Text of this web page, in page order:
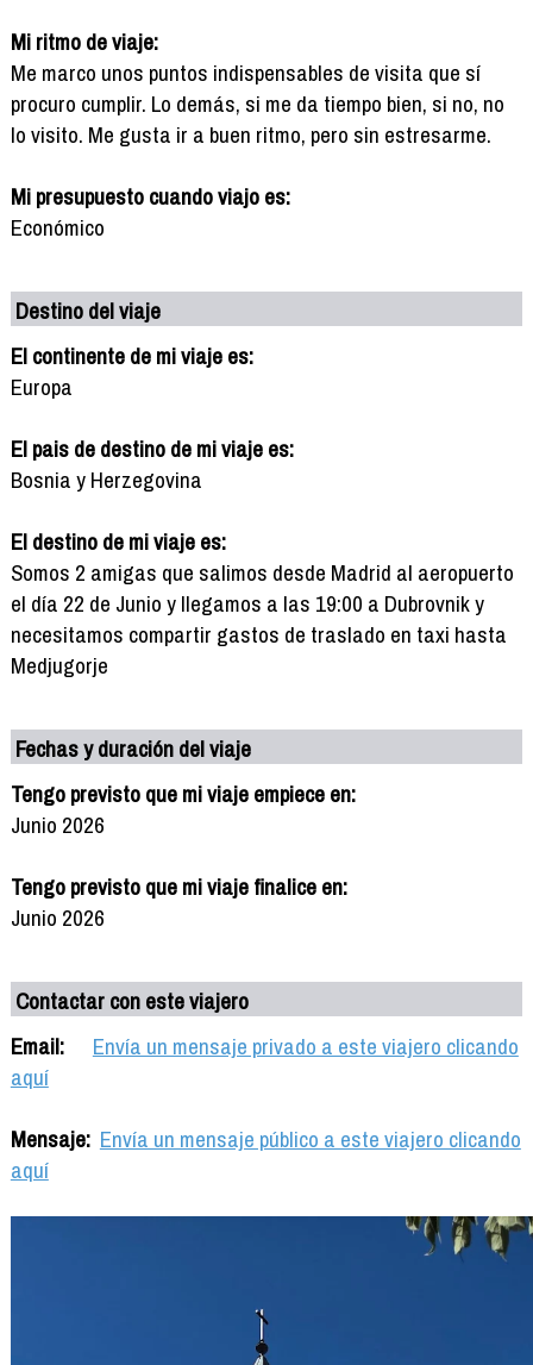
Mi ritmo de viaje:
Me marco unos puntos indispensables de visita que sí
procuro cumplir. Lo demás, si me da tiempo bien, si no, no
lo visito. Me gusta ir a buen ritmo, pero sin estresarme.
Mi presupuesto cuando viajo es:
Económico
Destino del viaje
El continente de mi viaje es:
Europa
El pais de destino de mi viaje es:
Bosnia y Herzegovina
El destino de mi viaje es:
Somos 2 amigas que salimos desde Madrid al aeropuerto
el día 22 de Junio y llegamos a las 19:00 a Dubrovnik y
necesitamos compartir gastos de traslado en taxi hasta
Medjugorje
Fechas y duración del viaje
Tengo previsto que mi viaje empiece en:
Junio 2026
Tengo previsto que mi viaje finalice en:
Junio 2026
Contactar con este viajero
Email:
Envía un mensaje privado a este viajero clicando
aquí
Mensaje: Envía un mensaje público a este viajero clicando
aquí